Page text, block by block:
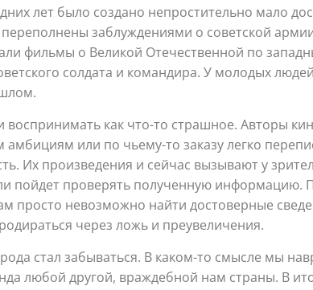
лет было создано непростительно мало
заблуждениями о советской
фильмы о Великой Отечественной по
солдата и командира. У молодых
воспринимать как что-то страшное. Авторы
амбициям или по чьему-то заказу легко
Их произведения и сейчас вызывают у
пойдет проверять полученную
просто невозможно найти достоверные
через ложь и преувеличения.
стал забываться. В каком-то смысле мы
любой другой, враждебной нам страны. В